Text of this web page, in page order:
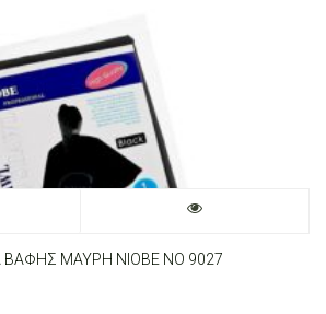
ΜΑΥΡΗ ΝΙΟΒΕ ΝΟ 9027